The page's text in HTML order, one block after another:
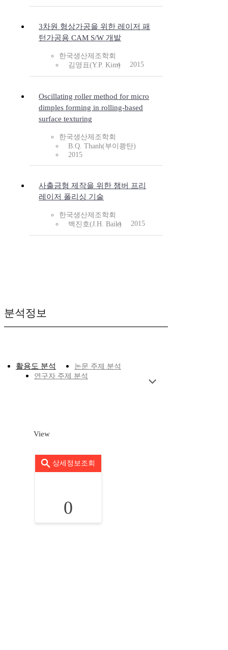
3차원 형상가공을 위한 레이저 패
턴가공용 CAM S/W 개발
한국생산제조학회
김영표(Y.P. Kim)
2015
Oscillating roller method for micro
dimples forming in rolling-based
surface texturing
한국생산제조학회
B.Q. Thanh(부이쾅탄)
2015
사출금형 제작을 위한 챔버 프리
레이저 폴리싱 기술
한국생산제조학회
백진호(J.H. Baik)
2015
분석정보
활용도 분석
논문 주제 분석
연구자 주제 분석
View
상세정보조회
0